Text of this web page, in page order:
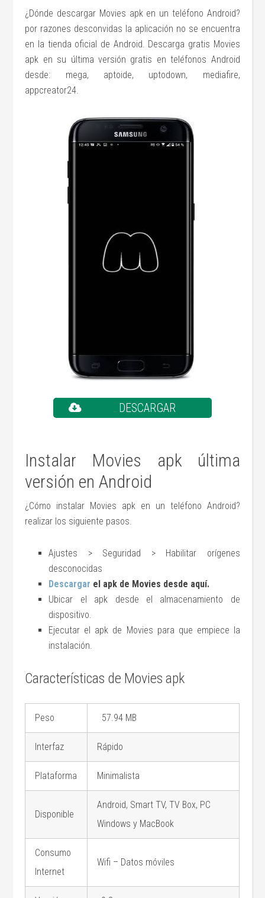
¿Dónde descargar Movies apk en un teléfono Android?
por razones desconvidas la aplicación no se encuentra
en la tienda oficial de Android. Descarga gratis Movies
apk en su última versión gratis en teléfonos Android
desde: mega, aptoide, uptodown, mediafire,
appcreator24.
DESCARGAR
Instalar Movies apk última
versión en Android
¿Cómo instalar Movies apk en un teléfono Android?
realizar los siguiente pasos.
Ajustes > Seguridad > Habilitar orígenes
desconocidas
Descargar el apk de Movies desde aquí.
Ubicar el apk desde el almacenamiento de
dispositivo.
Ejecutar el apk de Movies para que empiece la
instalación.
Características de Movies apk
Peso 57.94 MB
Interfaz Rápido
Plataforma Minimalista
Disponible
Android, Smart TV, TV Box, PC
Windows y MacBook
Consumo
Internet
Wifi – Datos móviles